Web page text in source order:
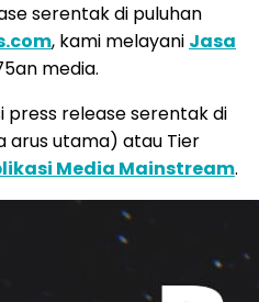
serentak di puluhan
, kami melayani Jasa
media.
press release serentak di
arus utama) atau Tier
Media Mainstream.